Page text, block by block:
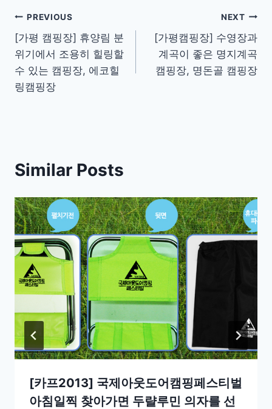
Post
navigation
PREVIOUS
[가평 캠핑장] 휴양림 분
위기에서 조용히 힐링할
수 있는 캠핑장, 에코힐
링캠핑장
NEXT
[가평캠핑장] 수영장과
계곡이 좋은 명지계곡
캠핑장, 명돈골 캠핑장
Similar Posts
[카프2013] 국제아웃도어캠핑페스티벌
아침일찍 찾아가면 두랼루민 의자를 선